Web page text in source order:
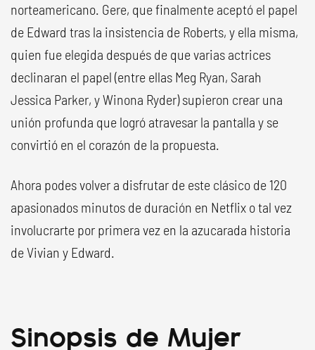
norteamericano. Gere, que finalmente aceptó el papel
de Edward tras la insistencia de Roberts, y ella misma,
quien fue elegida después de que varias actrices
declinaran el papel (entre ellas Meg Ryan, Sarah
Jessica Parker, y Winona Ryder) supieron crear una
unión profunda que logró atravesar la pantalla y se
convirtió en el corazón de la propuesta.
Ahora podes volver a disfrutar de este clásico de 120
apasionados minutos de duración en Netflix o tal vez
involucrarte por primera vez en la azucarada historia
de Vivian y Edward.
Sinopsis de Mujer